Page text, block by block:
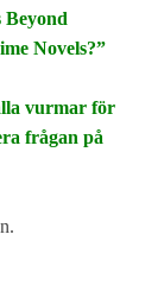
Beyond
Novels?”
vurmar för
frågan på